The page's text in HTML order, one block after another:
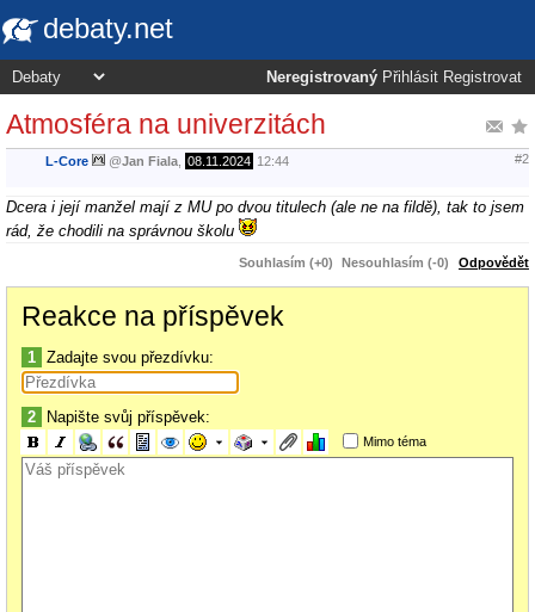
debaty.net
Neregistrovaný Přihlásit Registrovat
Atmosféra na univerzitách
L-Core @Jan Fiala 08.11.2024 12:44 #2
Dcera i její manžel mají z MU po dvou titulech (ale ne na fildě), tak to jsem
rád, že chodili na správnou školu
Souhlasím (+0) Nesouhlasím (-0) Odpovědět
Reakce na příspěvek
1 Zadajte svou přezdívku:
2 Napište svůj příspěvek:
Mimo téma